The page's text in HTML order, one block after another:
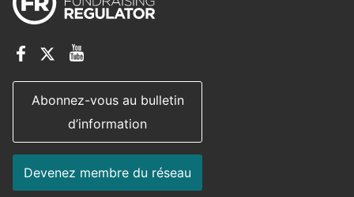
Abonnez-vous au bulletin
d’information
Devenez membre du réseau